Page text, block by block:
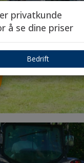
privatkunde
å se dine priser
Bedrift